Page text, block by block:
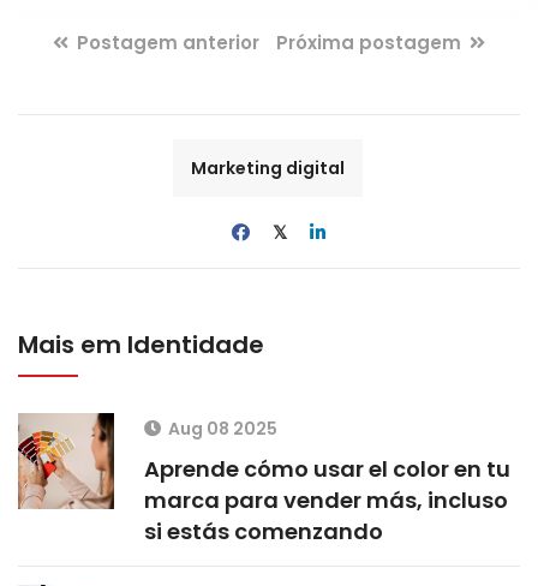
Postagem anterior Próxima postagem
Marketing digital
𝕏
Mais em Identidade
Aug 08 2025
Aprende cómo usar el color en tu
marca para vender más, incluso
si estás comenzando